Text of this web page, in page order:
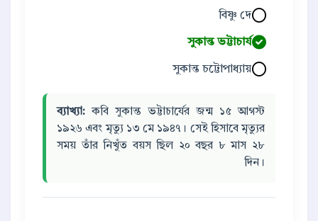
বিষ্ণু দে
সুকান্ত ভট্টাচার্য
সুকান্ত চট্টোপাধ্যায়
ব্যাখ্যা: কবি সুকান্ত ভট্টাচার্যের জন্ম ১৫ আগস্ট
১৯২৬ এবং মৃত্যু ১৩ মে ১৯৪৭। সেই হিসাবে মৃত্যুর
সময় তাঁর নিখুঁত বয়স ছিল ২০ বছর ৮ মাস ২৮
দিন।